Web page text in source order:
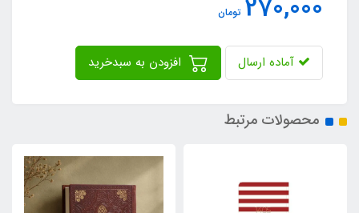
270,000 تومان
آماده ارسال
محصولات مرتبط